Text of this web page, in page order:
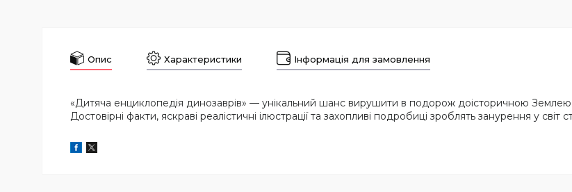
Опис Характеристики Інформація для замовлення
«Дитяча енциклопедія динозаврів» — унікальний шанс вирушити в подорож доісторичною Землею
Достовірні факти, яскраві реалістичні ілюстрації та захопливі подробиці зроблять занурення у світ